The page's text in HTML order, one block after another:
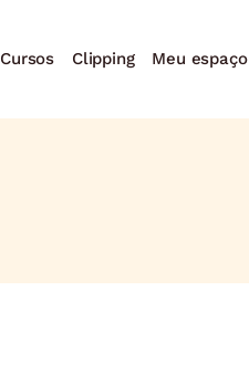
Cursos Clipping Meu espaço